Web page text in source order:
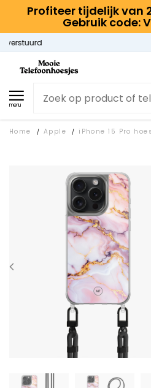
Profiteer tijdelijk van
Gebruik code:
Gratis
menu
Home / Apple / iPhone 15 Pro